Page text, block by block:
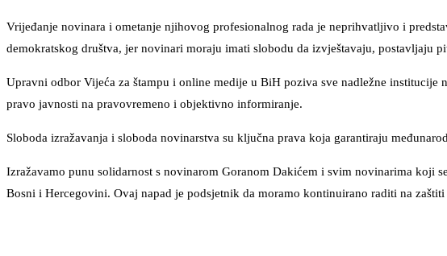
Vrijeđanje novinara i ometanje njihovog profesionalnog rada je neprihvatljivo i
demokratskog društva, jer novinari moraju imati slobodu da izvještavaju, postavljaju
Upravni odbor Vijeća za štampu i online medije u BiH poziva sve nadležne
pravo javnosti na pravovremeno i objektivno informiranje.
Sloboda izražavanja i sloboda novinarstva su ključna prava koja garantiraju
Izražavamo punu solidarnost s novinarom Goranom Dakićem i svim novinarima koji
Bosni i Hercegovini. Ovaj napad je podsjetnik da moramo kontinuirano raditi na